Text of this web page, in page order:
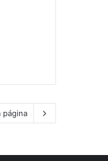
página